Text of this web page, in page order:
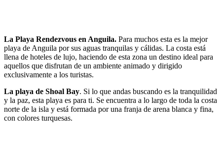
La Playa Rendezvous en Anguila. Para muchos esta es la mejor
playa de Anguila por sus aguas tranquilas y cálidas. La costa está
llena de hoteles de lujo, haciendo de esta zona un destino ideal para
aquellos que disfrutan de un ambiente animado y dirigido
exclusivamente a los turistas.
La playa de Shoal Bay. Si lo que andas buscando es la tranquilidad
y la paz, esta playa es para ti. Se encuentra a lo largo de toda la costa
norte de la isla y está formada por una franja de arena blanca y fina,
con colores turquesas.